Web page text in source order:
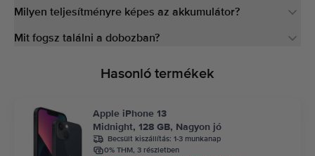
Milyen teljesítményre képes az akkumulátor?
Mit fogsz találni a dobozban?
Hasonló termékek
Apple iPhone 13
Midnight, 128 GB, Nagyon jó
Becsült kiszállítás: 1-3 munkanap
0% THM, 3 részletben